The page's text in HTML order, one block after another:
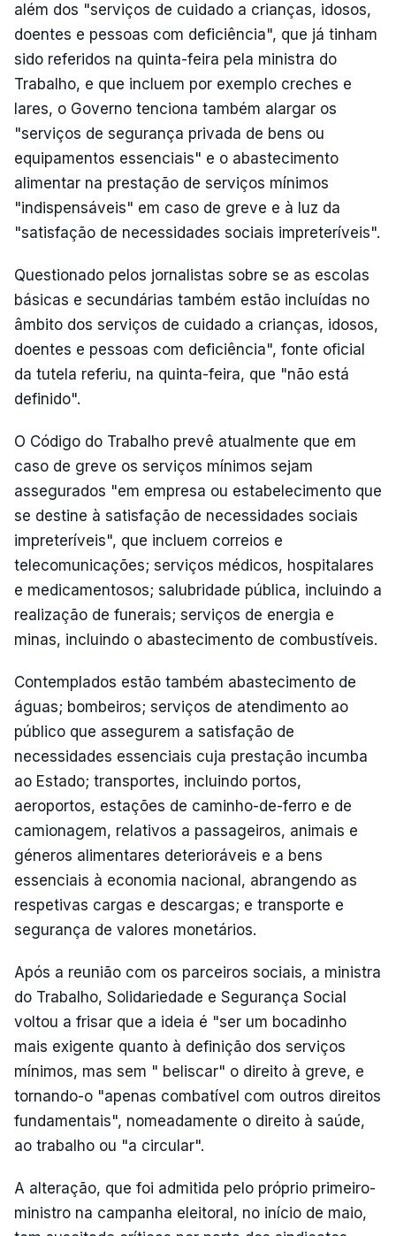
além dos "serviços de cuidado a crianças, idosos,
doentes e pessoas com deficiência", que já tinham
sido referidos na quinta-feira pela ministra do
Trabalho, e que incluem por exemplo creches e
lares, o Governo tenciona também alargar os
"serviços de segurança privada de bens ou
equipamentos essenciais" e o abastecimento
alimentar na prestação de serviços mínimos
"indispensáveis" em caso de greve e à luz da
"satisfação de necessidades sociais impreteríveis".
Questionado pelos jornalistas sobre se as escolas
básicas e secundárias também estão incluídas no
âmbito dos serviços de cuidado a crianças, idosos,
doentes e pessoas com deficiência", fonte oficial
da tutela referiu, na quinta-feira, que "não está
definido".
O Código do Trabalho prevê atualmente que em
caso de greve os serviços mínimos sejam
assegurados "em empresa ou estabelecimento que
se destine à satisfação de necessidades sociais
impreteríveis", que incluem correios e
telecomunicações; serviços médicos, hospitalares
e medicamentosos; salubridade pública, incluindo a
realização de funerais; serviços de energia e
minas, incluindo o abastecimento de combustíveis.
Contemplados estão também abastecimento de
águas; bombeiros; serviços de atendimento ao
público que assegurem a satisfação de
necessidades essenciais cuja prestação incumba
ao Estado; transportes, incluindo portos,
aeroportos, estações de caminho-de-ferro e de
camionagem, relativos a passageiros, animais e
géneros alimentares deterioráveis e a bens
essenciais à economia nacional, abrangendo as
respetivas cargas e descargas; e transporte e
segurança de valores monetários.
Após a reunião com os parceiros sociais, a ministra
do Trabalho, Solidariedade e Segurança Social
voltou a frisar que a ideia é "ser um bocadinho
mais exigente quanto à definição dos serviços
mínimos, mas sem " beliscar" o direito à greve, e
tornando-o "apenas combatível com outros direitos
fundamentais", nomeadamente o direito à saúde,
ao trabalho ou "a circular".
A alteração, que foi admitida pelo próprio primeiro-
ministro na campanha eleitoral, no início de maio,